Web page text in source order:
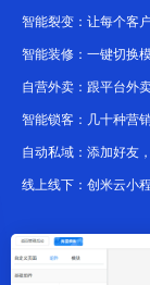
智能裂变：让每个客
智能装修：一键切换
自营外卖：跟平台外
智能锁客：几十种营
自动私域：添加好友
线上线下：创米云小